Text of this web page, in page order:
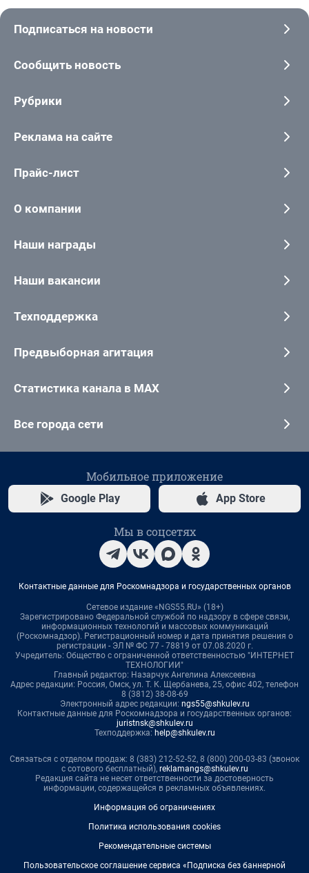
Подписаться на новости
Сообщить новость
Рубрики
Реклама на сайте
Прайс-лист
О компании
Наши награды
Наши вакансии
Техподдержка
Предвыборная агитация
Статистика канала в MAX
Все города сети
Мобильное приложение
Google Play App Store
Мы в соцсетях
Контактные данные для Роскомнадзора и государственных органов
Сетевое издание «NGS55.RU» (18+)
Зарегистрировано Федеральной службой по надзору в сфере связи,
информационных технологий и массовых коммуникаций
(Роскомнадзор). Регистрационный номер и дата принятия решения о
регистрации - ЭЛ № ФС 77 - 78819 от 07.08.2020 г.
Учредитель: Общество с ограниченной ответственностью "ИНТЕРНЕТ
ТЕХНОЛОГИИ"
Главный редактор: Назарчук Ангелина Алексеевна
Адрес редакции: Россия, Омск, ул. Т. К. Щербанева, 25, офис 402, телефон
8 (3812) 38-08-69
Электронный адрес редакции: ngs55@shkulev.ru
Контактные данные для Роскомнадзора и государственных органов:
juristnsk@shkulev.ru
Техподдержка: help@shkulev.ru
Связаться с отделом продаж: 8 (383) 212-52-52, 8 (800) 200-03-83 (звонок
с сотового бесплатный), reklamangs@shkulev.ru
Редакция сайта не несет ответственности за достоверность
информации, содержащейся в рекламных объявлениях.
Информация об ограничениях
Политика использования cookies
Рекомендательные системы
Пользовательское соглашение сервиса «Подписка без баннерной